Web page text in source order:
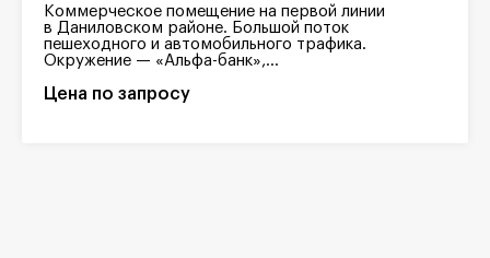
Коммерческое помещение на первой линии
в Даниловском районе. Большой поток
пешеходного и автомобильного трафика.
Окружение — «Альфа-банк»,...
Цена по запросу